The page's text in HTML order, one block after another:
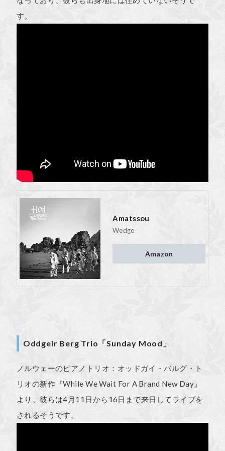
す。
Amatssou
Wedge
Amazon
Oddgeir Berg Trio「Sunday Mood」
ノルウェーのピアノト リオ：オッ ドガイ・バルグ・ト
リオの新作『While We Wait For A Brand New Day』
より。彼らは4月11日から16日まで来日してライブを
されるそうです。